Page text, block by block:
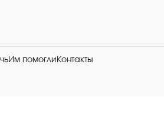
Им помогли Контакты